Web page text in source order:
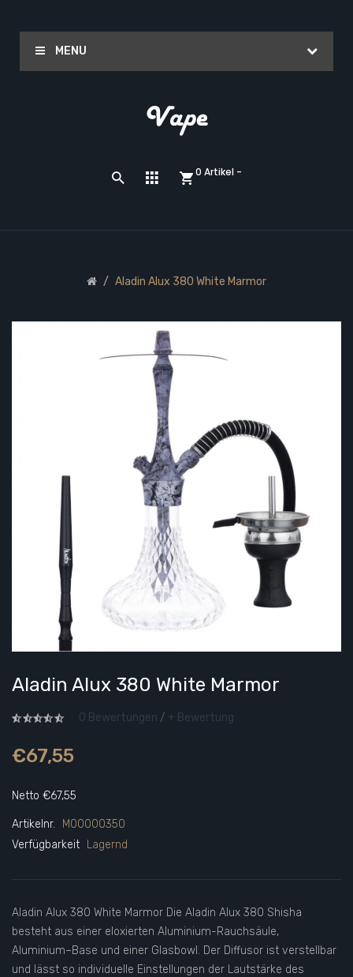
MENU
0 Artikel -
Aladin Alux 380 White Marmor
Aladin Alux 380 White Marmor
0 Bewertungen / + Bewertung
€67,55
Netto €67,55
Artikelnr.
M00000350
Verfügbarkeit
Lagernd
Aladin Alux 380 White Marmor Die Aladin Alux 380 Shisha
besteht aus einer eloxierten Aluminium-Rauchsäule,
Aluminium–Base und einer Glasbowl. Der Diffusor ist verstellbar
und lässt so individuelle Einstellungen der Lautstärke des